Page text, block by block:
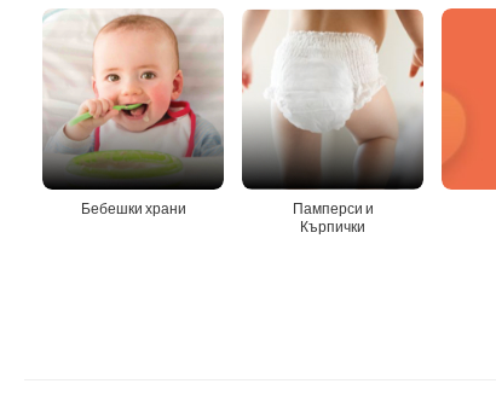
Бебешки храни
Памперси и
Кърпички